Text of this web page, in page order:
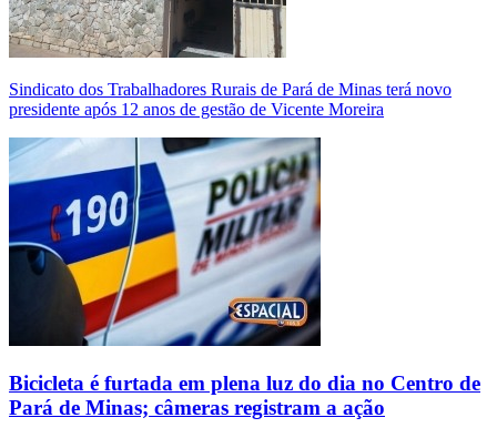
Sindicato dos Trabalhadores Rurais de Pará de Minas terá novo
presidente após 12 anos de gestão de Vicente Moreira
Bicicleta é furtada em plena luz do dia no Centro de
Pará de Minas; câmeras registram a ação